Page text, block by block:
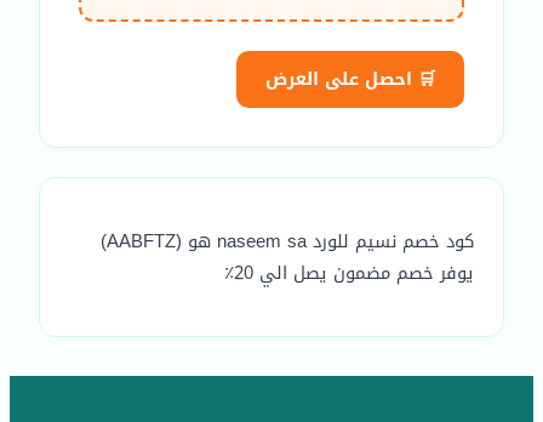
🛒 احصل على العرض
كود خصم نسيم للورد naseem sa هو (AABFTZ)
يوفر خصم مضمون يصل الي 20٪